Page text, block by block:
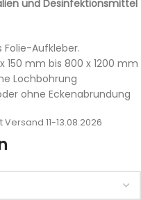
und Desinfektionsmittel
Aufkleber.
150 mm bis 800 x 1200 mm
Lochbohrung
ohne Eckenabrundung
11-13.08.2026